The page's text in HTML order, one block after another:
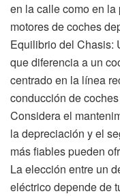
en la calle como en
motores de coches
Equilibrio del Chasis:
que diferencia a un
centrado en la línea
conducción de
Considera el
la depreciación y el
más fiables pueden
La elección entre un
eléctrico depende de